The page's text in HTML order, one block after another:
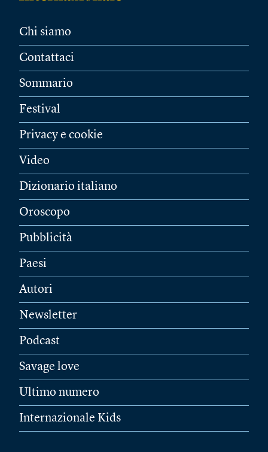
Chi siamo
Contattaci
Sommario
Festival
Privacy e cookie
Video
Dizionario italiano
Oroscopo
Pubblicità
Paesi
Autori
Newsletter
Podcast
Savage love
Ultimo numero
Internazionale Kids